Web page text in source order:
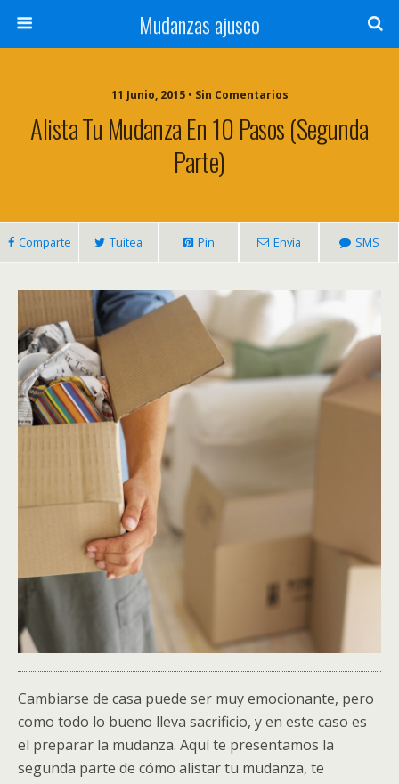
Mudanzas ajusco
11 Junio, 2015 • Sin Comentarios
Alista Tu Mudanza En 10 Pasos (Segunda
Parte)
Comparte Tuitea Pin Envía SMS
Cambiarse de casa puede ser muy emocionante, pero
como todo lo bueno lleva sacrificio, y en este caso es
el preparar la mudanza. Aquí te presentamos la
segunda parte de cómo alistar tu mudanza, te